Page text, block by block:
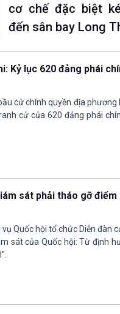
cơ chế đặc biệt
đến sân bay Long
Kỷ lục 620 đảng phái
cử chính quyền địa phương
cử của 620 đảng phái
sát phải tháo gỡ điểm
Quốc hội tổ chức Diễn đàn
sát của Quốc hội: Từ định